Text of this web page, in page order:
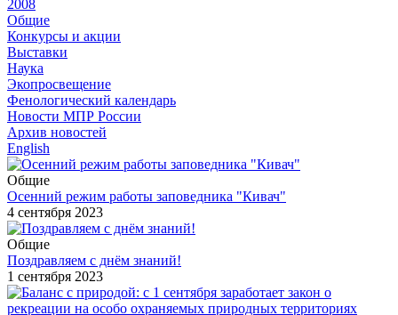
2008
Общие
Конкурсы и акции
Выставки
Наука
Экопросвещение
Фенологический календарь
Новости МПР России
Архив новостей
English
Общие
Осенний режим работы заповедника "Кивач"
4 сентября 2023
Общие
Поздравляем с днём знаний!
1 сентября 2023